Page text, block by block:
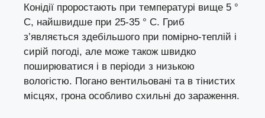
Конідії проростають при температурі вище 5 °
С, найшвидше при 25-35 ° С. Гриб
з’являється здебільшого при помірно-теплій і
сирій погоді, але може також швидко
поширюватися і в періоди з низькою
вологістю. Погано вентильовані та в тінистих
місцях, грона особливо схильні до зараження.